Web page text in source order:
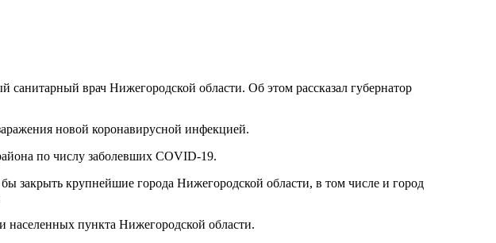
санитарный врач Нижегородской области. Об этом рассказал губернатор
новой коронавирусной инфекцией.
по числу заболевших COVID-19.
закрыть крупнейшие города Нижегородской области, в том числе и город
населенных пункта Нижегородской области.